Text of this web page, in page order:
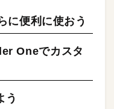
に便利に使おう
Oneでカスタ
う